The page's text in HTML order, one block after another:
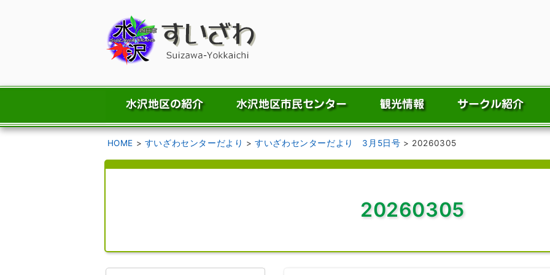
HOME > すいざわセンターだより >すいざわセンターだより 3月5日号 > 20260305
20260305